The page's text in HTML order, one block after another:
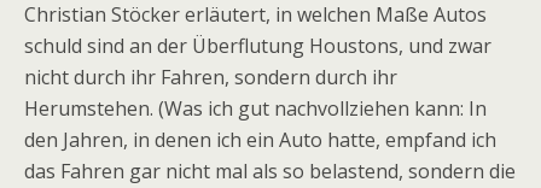
Christian Stöcker erläutert, in welchen Maße Autos
schuld sind an der Überflutung Houstons, und zwar
nicht durch ihr Fahren, sondern durch ihr
Herumstehen. (Was ich gut nachvollziehen kann: In
den Jahren, in denen ich ein Auto hatte, empfand ich
das Fahren gar nicht mal als so belastend, sondern die